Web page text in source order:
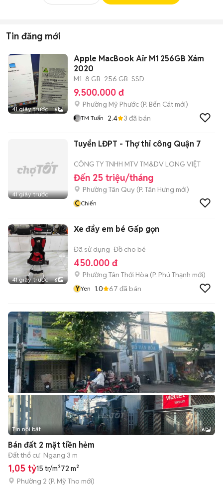
Tin đăng mới
41 giây trước 6
Apple MacBook Air M1 256GB Xám
2020
M1 8 GB 256 GB SSD
9.500.000 đ
Phường Mỹ Phước (P. Bến Cát mới)
TM Tuấn 2.4 3 đã bán
41 giây trước
Tuyển LĐPT - Thợ thi công Quận 7
CÔNG TY TNHH MTV TM&DV LONG VIỆT
Đến 25 triệu/tháng
Phường Tân Quy (P. Tân Hưng mới)
CChiến
41 giây trước 6
Xe đẩy em bé Gấp gọn
Đã sử dụng Đồ cho bé
450.000 đ
Phường Tân Thới Hòa (P. Phú Thạnh mới)
YYen 1.0 67 đã bán
+2
Tin nổi bật 6
Bán đất 2 mặt tiền hẻm
Đất thổ cư Ngang 3 m
1,05 tỷ15 tr/m²72 m²
Phường 2 (P. Mỹ Tho mới)